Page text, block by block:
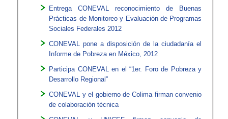
Entrega CONEVAL reconocimiento de Buenas
Prácticas de Monitoreo y Evaluación de Programas
Sociales Federales 2012
CONEVAL pone a disposición de la ciudadanía el
Informe de Pobreza en México, 2012
Participa CONEVAL en el “1er. Foro de Pobreza y
Desarrollo Regional”
CONEVAL y el gobierno de Colima firman convenio
de colaboración técnica